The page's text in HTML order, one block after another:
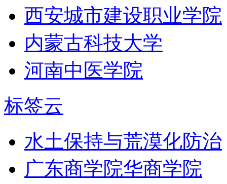
西安城市建设职业学院
内蒙古科技大学
河南中医学院
标签云
水土保持与荒漠化防治
广东商学院华商学院